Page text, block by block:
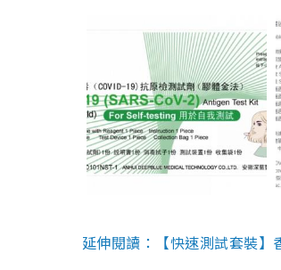
延伸閱讀：【快速測試套裝